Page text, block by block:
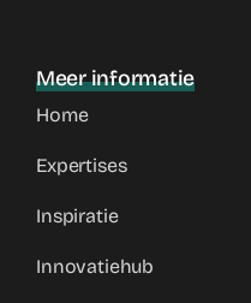
Meer informatie
Home
Expertises
Inspiratie
Innovatiehub